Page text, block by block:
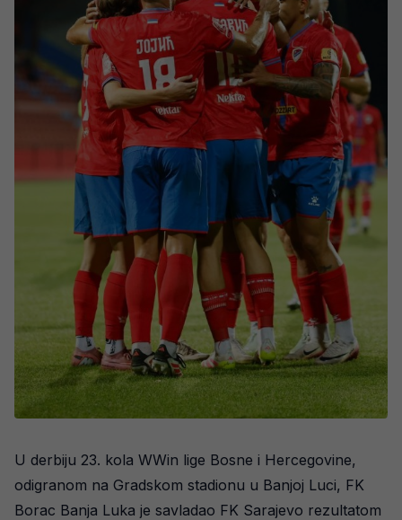
U derbiju 23. kola WWin lige Bosne i Hercegovine,
odigranom na Gradskom stadionu u Banjoj Luci, FK
Borac Banja Luka je savladao FK Sarajevo rezultatom